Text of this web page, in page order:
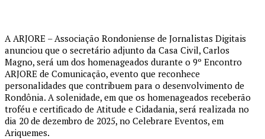
A ARJORE – Associação Rondoniense de Jornalistas Digitais
anunciou que o secretário adjunto da Casa Civil, Carlos
Magno, será um dos homenageados durante o 9º Encontro
ARJORE de Comunicação, evento que reconhece
personalidades que contribuem para o desenvolvimento de
Rondônia. A solenidade, em que os homenageados receberão
troféu e certificado de Atitude e Cidadania, será realizada no
dia 20 de dezembro de 2025, no Celebrare Eventos, em
Ariquemes.